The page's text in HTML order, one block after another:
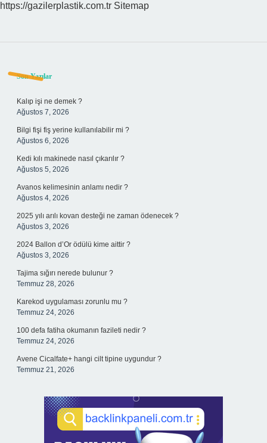
https://gazilerplastik.com.tr Sitemap
Sidebar
Son Yazılar
Kalıp işi ne demek ?
Ağustos 7, 2026
Bilgi fişi fiş yerine kullanılabilir mi ?
Ağustos 6, 2026
Kedi kılı makinede nasıl çıkarılır ?
Ağustos 5, 2026
Avanos kelimesinin anlamı nedir ?
Ağustos 4, 2026
2025 yılı arılı kovan desteği ne zaman ödenecek ?
Ağustos 3, 2026
2024 Ballon d’Or ödülü kime aittir ?
Ağustos 3, 2026
Tajima sığırı nerede bulunur ?
Temmuz 28, 2026
Karekod uygulaması zorunlu mu ?
Temmuz 24, 2026
100 defa fatiha okumanın fazileti nedir ?
Temmuz 24, 2026
Avene Cicalfate+ hangi cilt tipine uygundur ?
Temmuz 21, 2026